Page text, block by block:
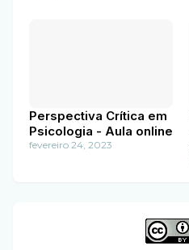
Perspectiva Crítica em
Psicologia - Aula online
fevereiro 24, 2023